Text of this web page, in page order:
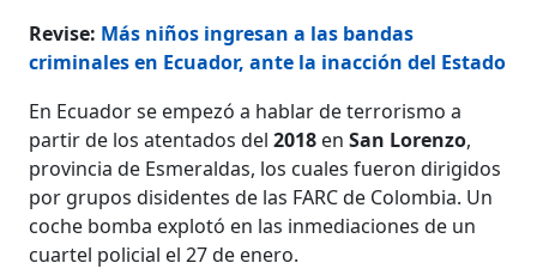
Revise: Más niños ingresan a las bandas
criminales en Ecuador, ante la inacción del Estado
En Ecuador se empezó a hablar de terrorismo a
partir de los atentados del2018 enSan Lorenzo,
provincia de Esmeraldas, los cuales fueron dirigidos
por grupos disidentes de las FARC de Colombia. Un
coche bomba explotó en las inmediaciones de un
cuartel policial el 27 de enero.